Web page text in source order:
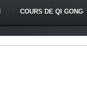
COURS DE QI GONG